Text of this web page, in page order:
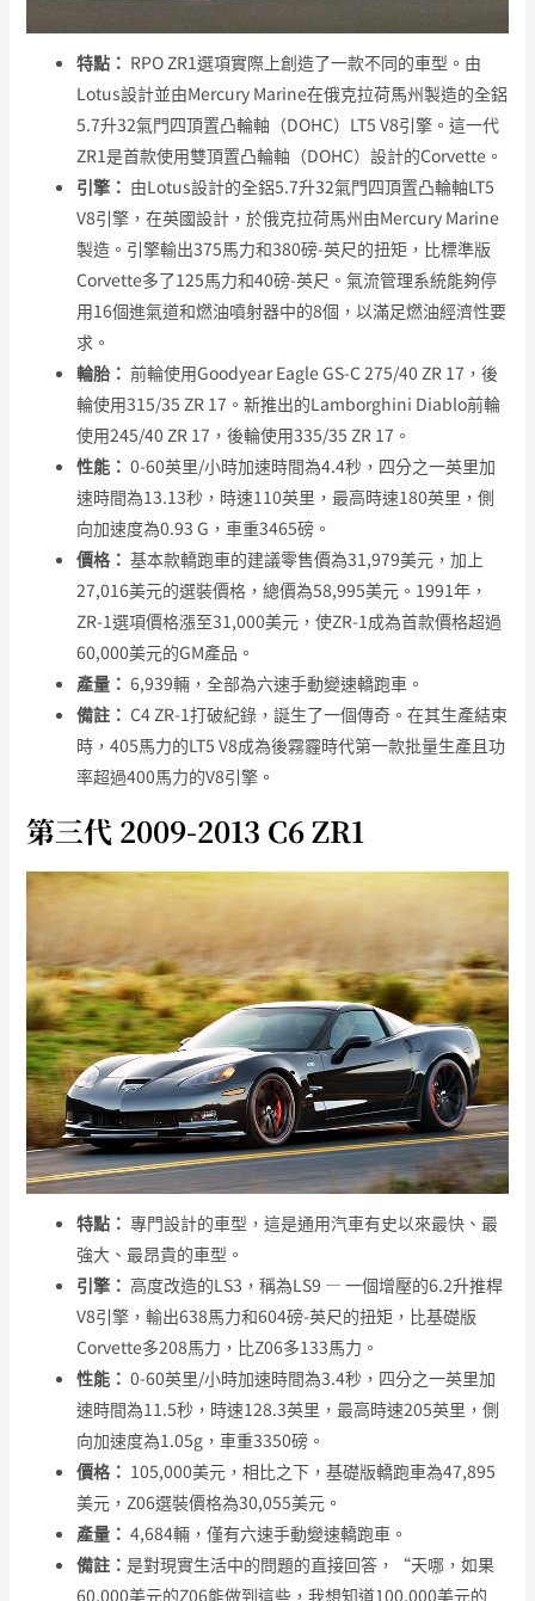
特點： RPO ZR1選項實際上創造了一款不同的車型。由
Lotus設計並由Mercury Marine在俄克拉荷馬州製造的全鋁
5.7升32氣門四頂置凸輪軸（DOHC）LT5 V8引擎。這一代
ZR1是首款使用雙頂置凸輪軸（DOHC）設計的Corvette。
引擎： 由Lotus設計的全鋁5.7升32氣門四頂置凸輪軸LT5
V8引擎，在英國設計，於俄克拉荷馬州由Mercury Marine
製造。引擎輸出375馬力和380磅-英尺的扭矩，比標準版
Corvette多了125馬力和40磅-英尺。氣流管理系統能夠停
用16個進氣道和燃油噴射器中的8個，以滿足燃油經濟性要
求。
輪胎： 前輪使用Goodyear Eagle GS-C 275/40 ZR 17，後
輪使用315/35 ZR 17。新推出的Lamborghini Diablo前輪
使用245/40 ZR 17，後輪使用335/35 ZR 17。
性能： 0-60英里/小時加速時間為4.4秒，四分之一英里加
速時間為13.13秒，時速110英里，最高時速180英里，側
向加速度為0.93 G，車重3465磅。
價格： 基本款轎跑車的建議零售價為31,979美元，加上
27,016美元的選裝價格，總價為58,995美元。1991年，
ZR-1選項價格漲至31,000美元，使ZR-1成為首款價格超過
60,000美元的GM產品。
產量： 6,939輛，全部為六速手動變速轎跑車。
備註： C4 ZR-1打破紀錄，誕生了一個傳奇。在其生產結束
時，405馬力的LT5 V8成為後霧霾時代第一款批量生產且功
率超過400馬力的V8引擎。
第三代 2009-2013 C6 ZR1
特點： 專門設計的車型，這是通用汽車有史以來最快、最
強大、最昂貴的車型。
引擎： 高度改造的LS3，稱為LS9 — 一個增壓的6.2升推桿
V8引擎，輸出638馬力和604磅-英尺的扭矩，比基礎版
Corvette多208馬力，比Z06多133馬力。
性能： 0-60英里/小時加速時間為3.4秒，四分之一英里加
速時間為11.5秒，時速128.3英里，最高時速205英里，側
向加速度為1.05g，車重3350磅。
價格： 105,000美元，相比之下，基礎版轎跑車為47,895
美元，Z06選裝價格為30,055美元。
產量： 4,684輛，僅有六速手動變速轎跑車。
備註： 是對現實生活中的問題的直接回答，“天哪，如果
60,000美元的Z06能做到這些，我想知道100,000美元的